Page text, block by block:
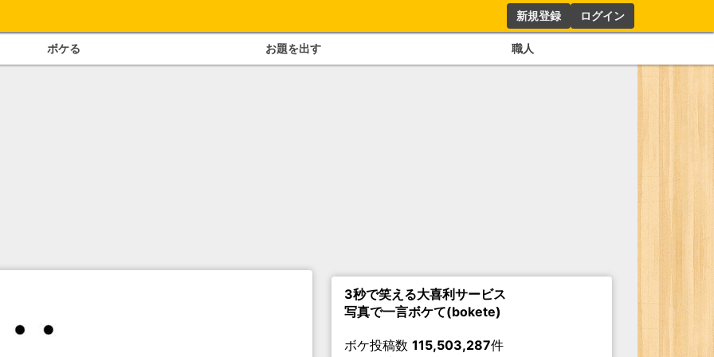
新規登録 ログイン
ボケる お題を出す 職人
3秒で笑える大喜利サービス
写真で一言ボケて(bokete)
ボケ投稿数 115,503,287件